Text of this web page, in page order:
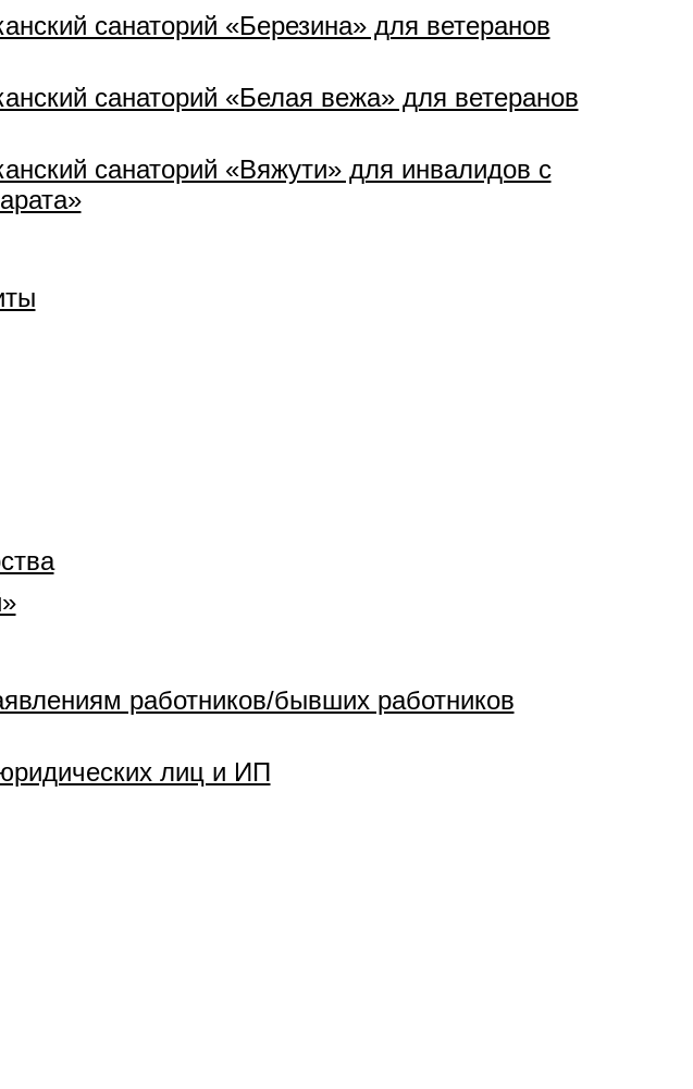
санаторий «Березина» для ветеранов
санаторий «Белая вежа» для ветеранов
санаторий «Вяжути» для инвалидов с
работников/бывших работников
лиц и ИП